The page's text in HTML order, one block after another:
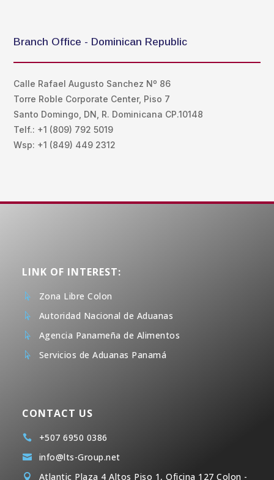
Branch Office - Dominican Republic
Calle Rafael Augusto Sanchez Nº 86
Torre Roble Corporate Center, Piso 7
Santo Domingo, DN, R. Dominicana CP.10148
Telf.: +1 (809) 792 5019
Wsp: +1 (849) 449 2312
LINK OF INTEREST:
 Zona Libre Colon
 Autoridad Nacional de Aduanas
 Agencia Panameña de Alimentos
 Servicios de Aduanas Panamá
CONTACT US
 +507 6950 0386
 info@lts-Group.net
 Atlantic Plaza 4 Altos Piso 1, Oficina 127 Colon -